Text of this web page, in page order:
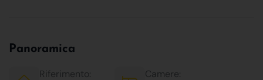
Panoramica
Riferimento:
Camere: